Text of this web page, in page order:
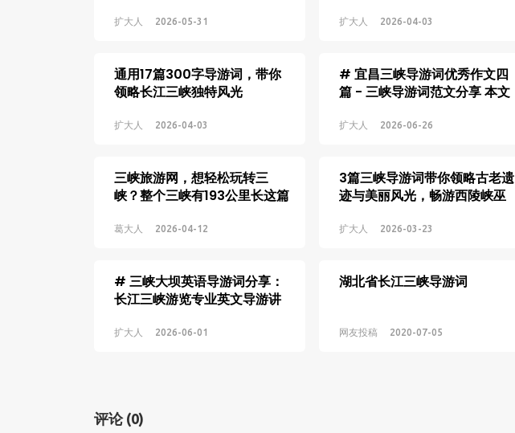
扩大人 2026-05-31 扩大人 2026-04-03
通用17篇300字导游词，带你
领略长江三峡独特风光
扩大人 2026-04-03
# 宜昌三峡导游词优秀作文四
篇 - 三峡导游词范文分享 本文
文，包含完整的欢迎词与三峡
提前感受宜昌三峡的独特魅
力。
扩大人 2026-06-26
三峡旅游网，想轻松玩转三
峡？整个三峡有193公里长这篇
葛大人 2026-04-12
3篇三峡导游词带你领略古老遗
迹与美丽风光，畅游西陵峡巫
扩大人 2026-03-23
# 三峡大坝英语导游词分享：
长江三峡游览专业英文导游讲
扩大人 2026-06-01
湖北省长江三峡导游词
网友投稿 2020-07-05
评论 (0)